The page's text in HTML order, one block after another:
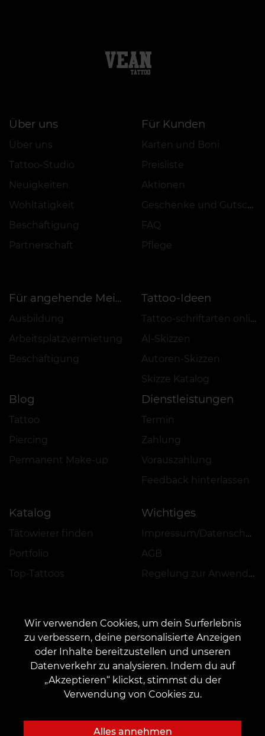
Über uns
Über uns
Tattoo-Studio
Neuigkeiten
Wohltätigkeit
Beschäftigung
Partnerschaft
Für Kunden
Karten und Boni
Preisliste
Aktionen
Geschenke und Gutscheine
FAQ
Pflege
Für angehende Meister
Ausbildung
Arbeitsplatzvermietung
Beschäftigung
Tattoo-Ideen
Tattoo-schriftarten online
AI-Skizzen
Autoren-Skizzen
Skizze Katalog
Blog
Tattoo
Piercing
Permanent Make-up
Dienstleistungen
Termin
Zahlung
Vorauszahlung
Feedback hinterlassen
Katalog
Tätowierer finden
Portfolio
Top-Tattoos
Wichtiges
Impressum/Datenschutz
AGB
Regelung zur Anwendung von Aktionen, Rabatten und VEAN COINS
KONTAKT
Kontaktieren Sie uns: customers@vean-tattoo.de
Zusammenarbeit: marketing.veantattoo@gmail.com
Rufen Sie uns an oder mailen Sie uns für eine kostenlose Beratung::
Wir verwenden Cookies, um dein Surferlebnis
zu verbessern, deine personalisierte Anzeigen
oder Inhalte bereitzustellen und unseren
Datenverkehr zu analysieren. Indem du auf
„Akzeptieren“ klickst, stimmst du der
Verwendung von Cookies zu.
Alles annehmen